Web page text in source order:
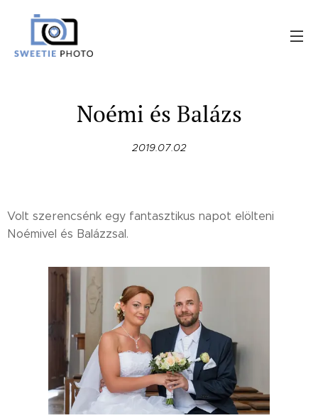
Noémi és Balázs
2019.07.02
Volt szerencsénk egy fantasztikus napot elölteni
Noémivel és Balázzsal.